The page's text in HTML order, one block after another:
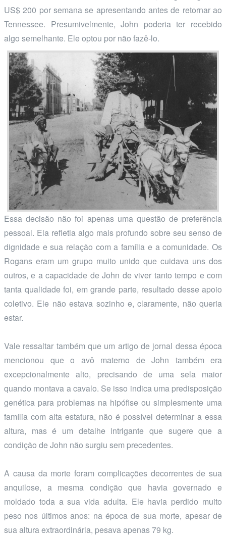
US$ 200 por semana se apresentando antes de retornar ao
Tennessee. Presumivelmente, John poderia ter recebido
algo semelhante. Ele optou por não fazê-lo.
Essa decisão não foi apenas uma questão de preferência
pessoal. Ela refletia algo mais profundo sobre seu senso de
dignidade e sua relação com a família e a comunidade. Os
Rogans eram um grupo muito unido que cuidava uns dos
outros, e a capacidade de John de viver tanto tempo e com
tanta qualidade foi, em grande parte, resultado desse apoio
coletivo. Ele não estava sozinho e, claramente, não queria
estar.
Vale ressaltar também que um artigo de jornal dessa época
mencionou que o avô materno de John também era
excepcionalmente alto, precisando de uma sela maior
quando montava a cavalo. Se isso indica uma predisposição
genética para problemas na hipófise ou simplesmente uma
família com alta estatura, não é possível determinar a essa
altura, mas é um detalhe intrigante que sugere que a
condição de John não surgiu sem precedentes.
A causa da morte foram complicações decorrentes de sua
anquilose, a mesma condição que havia governado e
moldado toda a sua vida adulta. Ele havia perdido muito
peso nos últimos anos: na época de sua morte, apesar de
sua altura extraordinária, pesava apenas 79 kg.